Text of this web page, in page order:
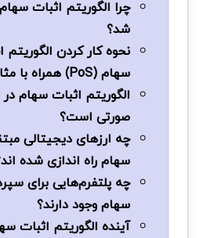
شد؟
نحوه کار کردن الگوریتم
سهام (PoS) همراه با مثال
الگوریتم اثبات سهام
صورتی است؟
چه ارزهای دیجیتالی
سهام راه اندازی شده
چه پلتفرم‌هایی برای
سهام وجود دارند؟
آینده الگوریتم اثبات